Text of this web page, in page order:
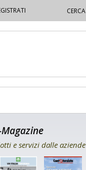
Magazine
e servizi dalle aziende